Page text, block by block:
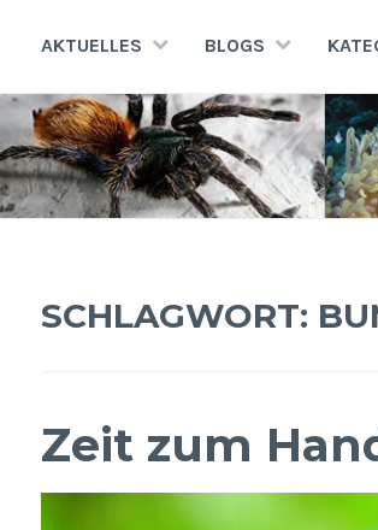
InhaltAKTUELLES BLOGS
Aquaristik · Terraristik · Natur-
SCHLAGWORT:
Zeit zum